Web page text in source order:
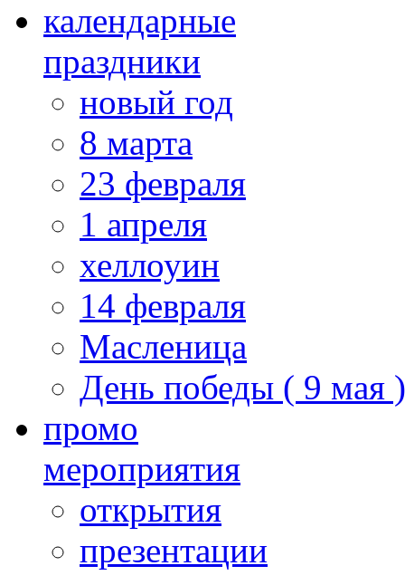
календарные
праздники
новый год
8 марта
23 февраля
1 апреля
хеллоуин
14 февраля
Масленица
День победы ( 9 мая )
промо
мероприятия
открытия
презентации